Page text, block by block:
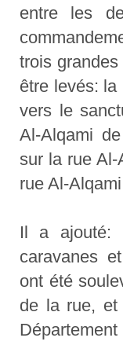
entre les
trois
être levés: la
vers le
Al-Alqami
sur la rue
rue Al-
Il a ajouté:
caravanes
ont été
de la rue, et